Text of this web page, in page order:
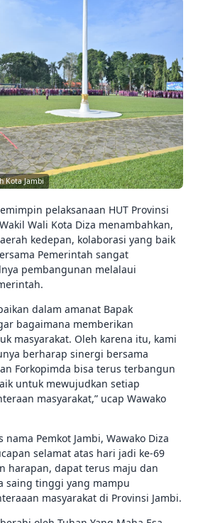
Kota Jambi
pelaksanaan HUT Provinsi
Wali Kota Diza menambahkan,
kedepan, kolaborasi yang baik
Pemerintah sangat
pembangunan melalaui
dalam amanat Bapak
bagaimana memberikan
masyarakat. Oleh karena itu, kami
berharap sinergi bersama
Forkopimda bisa terus terbangun
untuk mewujudkan setiap
masyarakat,” ucap Wawako
Pemkot Jambi, Wawako Diza
selamat atas hari jadi ke-69
harapan, dapat terus maju dan
saing tinggi yang mampu
masyarakat di Provinsi Jambi.